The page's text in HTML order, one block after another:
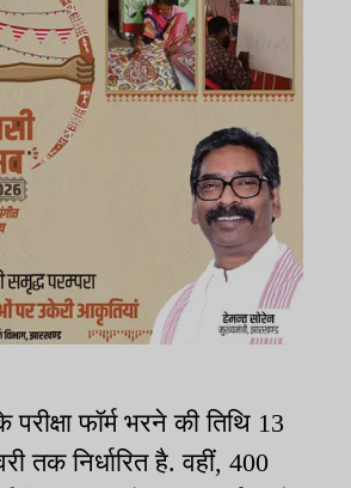
फॉर्म भरने की तिथि 13
तक निर्धारित है. वहीं, 400